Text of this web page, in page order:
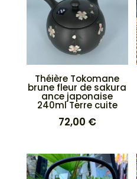
Théière Tokomane
brune fleur de sakura
ance japonaise
240ml Terre cuite
72,00 €